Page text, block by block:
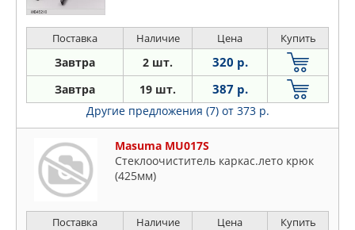
Поставка Наличие Цена Купить
Завтра 2 шт. 320 р.
Завтра 19 шт. 387 р.
Другие предложения (7) от 373 р.
Masuma MU017S
Стеклоочиститель каркас.лето крюк
(425мм)
Поставка Наличие Цена Купить